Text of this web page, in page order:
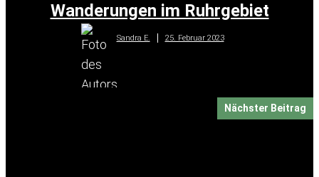
Wanderungen im Ruhrgebiet
Sandra E. 25. Februar 2023
Nächster Beitrag